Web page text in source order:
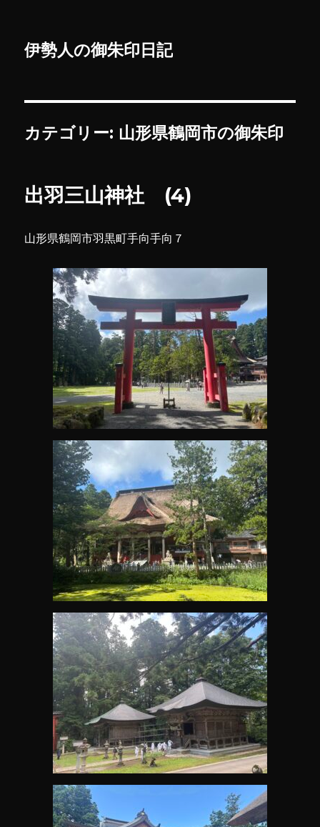
伊勢人の御朱印日記
カテゴリー: 山形県鶴岡市の御朱印
出羽三山神社 (4)
山形県鶴岡市羽黒町手向手向７